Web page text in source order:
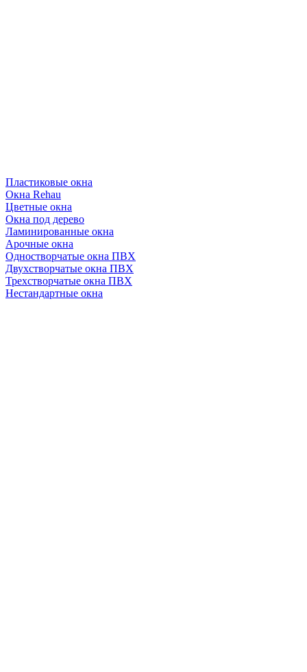
Пластиковые окна
Окна Rehau
Цветные окна
Окна под дерево
Ламинированные окна
Арочные окна
Одностворчатые окна ПВХ
Двухстворчатые окна ПВХ
Трехстворчатые окна ПВХ
Нестандартные окна